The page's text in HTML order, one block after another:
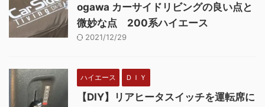
ogawa カーサイドリビングの良い点と
微妙な点 200系ハイエース
2021/12/29
ハイエース ＤＩＹ
【DIY】リアヒータスイッチを運転席に